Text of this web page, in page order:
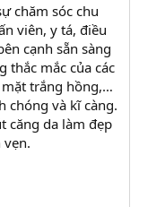
chăm sóc chu
viên, y tá, điều
cạnh sẵn sàng
thắc mắc của các
mặt trắng hồng,…
chóng và kĩ càng.
căng da làm đẹp